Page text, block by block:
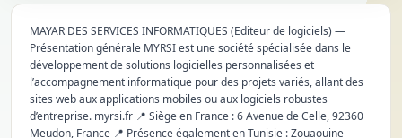
MAYAR DES SERVICES INFORMATIQUES (Editeur de logiciels) —
Présentation générale MYRSI est une société spécialisée dans le
développement de solutions logicielles personnalisées et
l’accompagnement informatique pour des projets variés, allant des
sites web aux applications mobiles ou aux logiciels robustes
d’entreprise. myrsi.fr 📍 Siège en France : 6 Avenue de Celle, 92360
Meudon, France 📍 Présence également en Tunisie : Zouaouine –